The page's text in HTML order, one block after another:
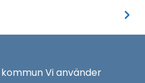
Vi använder